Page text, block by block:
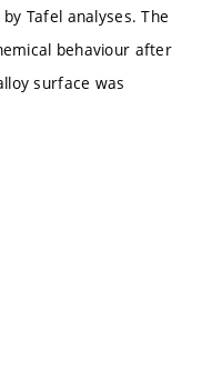
Tafel analyses. The
behaviour after
surface was